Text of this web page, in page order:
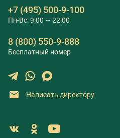
+7 (495) 500-9-100
Пн-Вс: 9:00 — 22:00
8 (800) 550-9-888
Бесплатный номер
Написать директору